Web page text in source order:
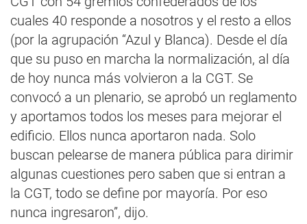
cuales 40 responde a nosotros y el resto a ellos
(por la agrupación “Azul y Blanca). Desde el día
que su puso en marcha la normalización, al día
de hoy nunca más volvieron a la CGT. Se
convocó a un plenario, se aprobó un reglamento
y aportamos todos los meses para mejorar el
edificio. Ellos nunca aportaron nada. Solo
buscan pelearse de manera pública para dirimir
algunas cuestiones pero saben que si entran a
la CGT, todo se define por mayoría. Por eso
nunca ingresaron”, dijo.